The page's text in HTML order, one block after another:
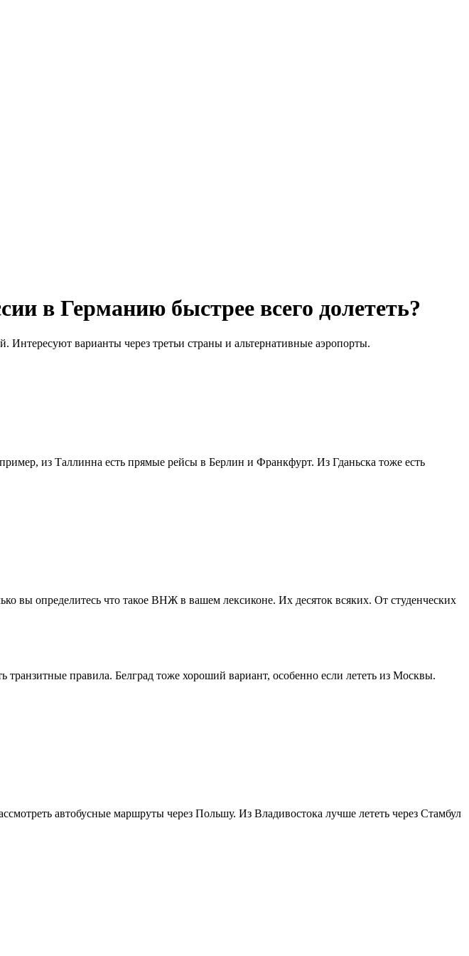
в Германию быстрее всего долететь?
варианты через третьи страны и альтернативные аэропорты.
из Таллинна есть прямые рейсы в Берлин и Франкфурт. Из Гданьска тоже есть
вы определитесь что такое ВНЖ в вашем лексиконе. Их десяток всяких. От студенческих
правила. Белград тоже хороший вариант, особенно если лететь из Москвы.
автобусные маршруты через Польшу. Из Владивостока лучше лететь через Стамбул